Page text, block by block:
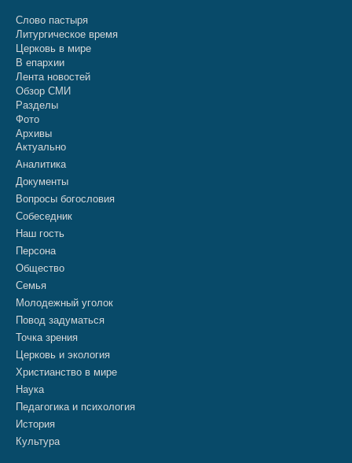
Слово пастыря
Литургическое время
Церковь в мире
В епархии
Лента новостей
Обзор СМИ
Разделы
Фото
Архивы
Актуально
Аналитика
Документы
Вопросы богословия
Собеседник
Наш гость
Персона
Общество
Семья
Молодежный уголок
Повод задуматься
Точка зрения
Церковь и экология
Христианство в мире
Наука
Педагогика и психология
История
Культура